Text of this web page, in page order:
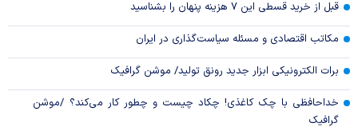
قبل از خرید قسطی این ۷ هزینه پنهان را بشناسید
مکاتب اقتصادی و مسئله سیاست‌گذاری در ایران
برات الکترونیکی ابزار جدید رونق تولید/ موشن گرافیک
خداحافظی با چک کاغذی! چکاد چیست و چطور کار می‌کند؟ /موشن
گرافیک